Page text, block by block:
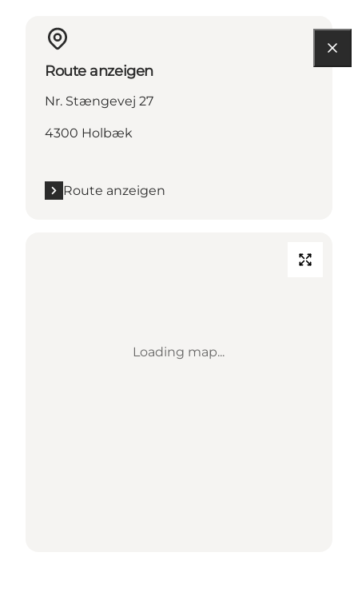
Route anzeigen
Nr. Stængevej 27
4300 Holbæk
Route anzeigen
Loading map...